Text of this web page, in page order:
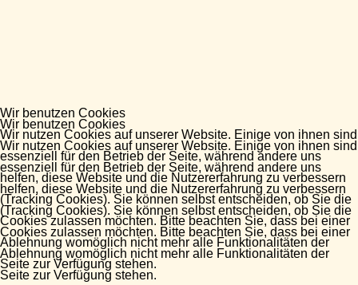
Wir benutzen Cookies
Wir nutzen Cookies auf unserer Website. Einige von ihnen sind
essenziell für den Betrieb der Seite, während andere uns
helfen, diese Website und die Nutzererfahrung zu verbessern
(Tracking Cookies). Sie können selbst entscheiden, ob Sie die
Cookies zulassen möchten. Bitte beachten Sie, dass bei einer
Ablehnung womöglich nicht mehr alle Funktionalitäten der
Seite zur Verfügung stehen.
Wir benutzen Cookies
Wir nutzen Cookies auf unserer Website. Einige von ihnen sind
essenziell für den Betrieb der Seite, während andere uns
helfen, diese Website und die Nutzererfahrung zu verbessern
(Tracking Cookies). Sie können selbst entscheiden, ob Sie die
Cookies zulassen möchten. Bitte beachten Sie, dass bei einer
Ablehnung womöglich nicht mehr alle Funktionalitäten der
Seite zur Verfügung stehen.